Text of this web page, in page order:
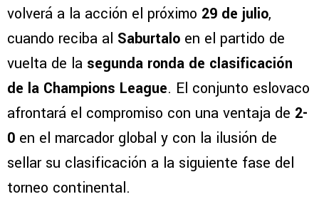
volverá a la acción el próximo 29 de julio,
cuando reciba al Saburtalo en el partido de
vuelta de la segunda ronda de clasificación
de la Champions League. El conjunto eslovaco
afrontará el compromiso con una ventaja de 2-
0 en el marcador global y con la ilusión de
sellar su clasificación a la siguiente fase del
torneo continental.